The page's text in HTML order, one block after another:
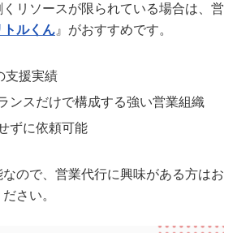
くリソースが限られている場合は、営
トルくん 』がおすすめです。
支援実績
ンスだけで構成する強い営業組織
ずに依頼可能
ので、営業代行に興味がある方はお
さい。